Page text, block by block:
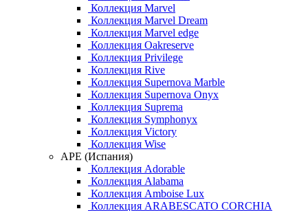
Коллекция Marvel
Коллекция Marvel Dream
Коллекция Marvel edge
Коллекция Oakreserve
Коллекция Privilege
Коллекция Rive
Коллекция Supernova Marble
Коллекция Supernova Onyx
Коллекция Suprema
Коллекция Symphonyx
Коллекция Victory
Коллекция Wise
APE (Испания)
Коллекция Adorable
Коллекция Alabama
Коллекция Amboise Lux
Коллекция ARABESCATO CORCHIA